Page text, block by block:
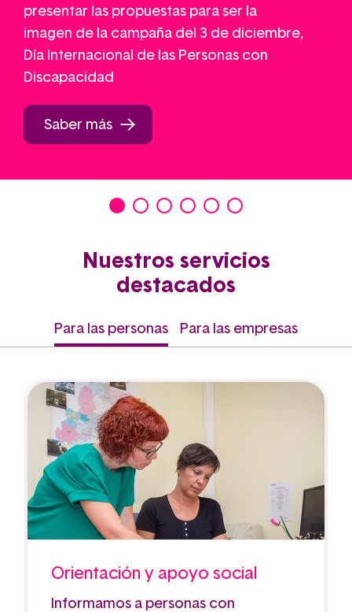
presentar las propuestas para ser la
imagen de la campaña del 3 de diciembre,
Día Internacional de las Personas con
Discapacidad
Saber más
Nuestros servicios
destacados
Para las personas Para las empresas
Orientación y apoyo social
Informamos a personas con